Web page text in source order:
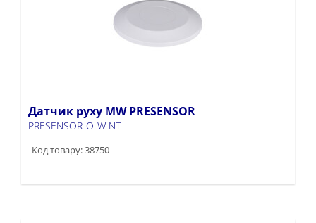
Датчик руху MW PRESENSOR
PRESENSOR-O-W NT
Код товару: 38750